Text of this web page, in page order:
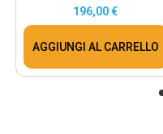
196,00 €
AGGIUNGI AL CARRELLO